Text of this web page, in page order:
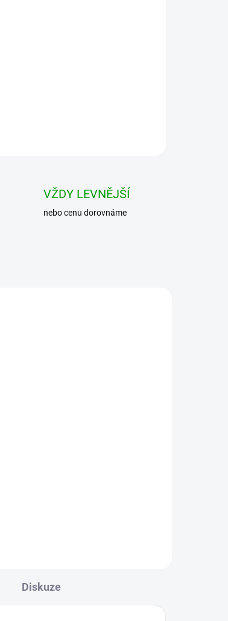
VŽDY LEVNĚJŠÍ
nebo cenu dorovnáme
Diskuze